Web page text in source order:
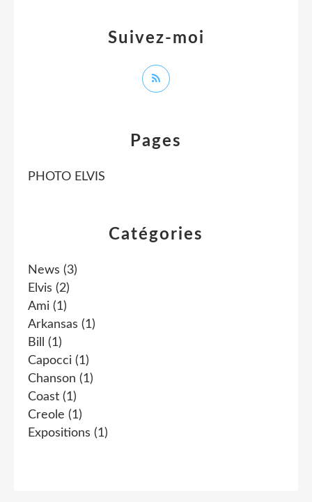
Catégories
News (3)
Elvis (2)
Ami (1)
Arkansas (1)
Bill
(1)
Capocci (1)
Chanson (1)
Coast (1)
Creole (1)
Expositions (1)
Pages
PHOTO ELVIS
Suivez-moi